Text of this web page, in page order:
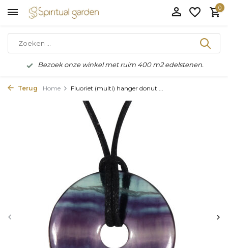
0
Bezoek onze winkel met ruim 400 m2 edelstenen.
Terug Home Fluoriet (multi) hanger donut ...